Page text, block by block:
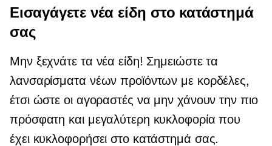
Εισαγάγετε νέα είδη στο κατάστημά
σας
Μην ξεχνάτε τα νέα είδη! Σημειώστε τα
λανσαρίσματα νέων προϊόντων με κορδέλες,
έτσι ώστε οι αγοραστές να μην χάνουν την πιο
πρόσφατη και μεγαλύτερη κυκλοφορία που
έχει κυκλοφορήσει στο κατάστημά σας.